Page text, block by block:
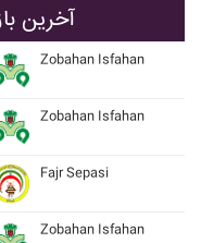
آخرین
Zobahan Isfahan
Zobahan Isfahan
Fajr Sepasi
Zobahan Isfahan